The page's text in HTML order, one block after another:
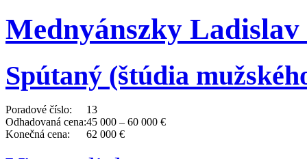
Mednyánszky Ladislav
Spútaný (štúdia
Poradové číslo:
13
Odhadovaná cena:45 000 – 60 000 €
Konečná cena:
62 000 €